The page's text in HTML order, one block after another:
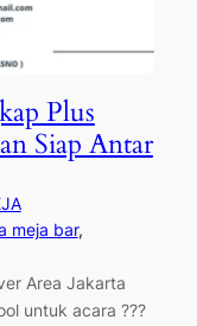
Plus
Siap Antar
meja bar
Area Jakarta
untuk acara ???